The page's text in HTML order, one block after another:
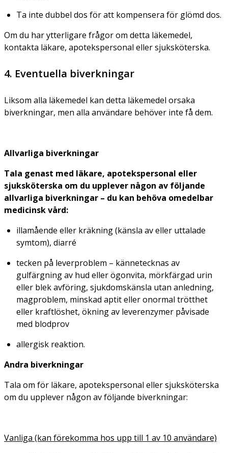
Ta inte dubbel dos för att kompensera för glömd dos.
Om du har ytterligare frågor om detta läkemedel,
kontakta läkare, apotekspersonal eller sjuksköterska.
4. Eventuella biverkningar
Liksom alla läkemedel kan detta läkemedel orsaka
biverkningar, men alla användare behöver inte få dem.
Allvarliga biverkningar
Tala genast med läkare, apotekspersonal eller
sjuksköterska om du upplever någon av följande
allvarliga biverkningar – du kan behöva omedelbar
medicinsk vård:
illamående eller kräkning (känsla av eller uttalade
symtom), diarré
tecken på leverproblem – kännetecknas av
gulfärgning av hud eller ögonvita, mörkfärgad urin
eller blek avföring, sjukdomskänsla utan anledning,
magproblem, minskad aptit eller onormal trötthet
eller kraftlöshet, ökning av leverenzymer påvisade
med blodprov
allergisk reaktion.
Andra biverkningar
Tala om för läkare, apotekspersonal eller sjuksköterska
om du upplever någon av följande biverkningar:
Vanliga (kan förekomma hos upp till 1 av 10 användare)